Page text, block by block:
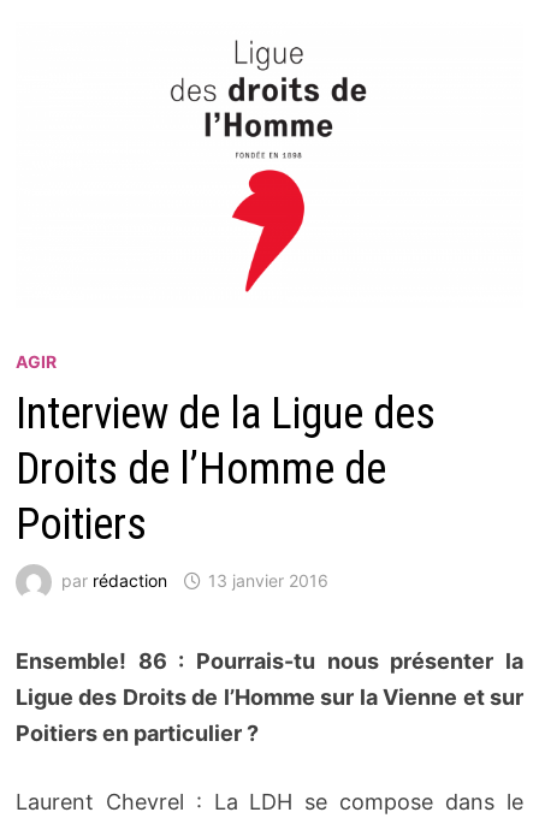
AGIR
Interview de la Ligue des
Droits de l’Homme de
Poitiers
par rédaction 13 janvier 2016
Ensemble! 86 : Pourrais-tu nous présenter la
Ligue des Droits de l’Homme sur la Vienne et sur
Poitiers en particulier ?
Laurent Chevrel : La LDH se compose dans le